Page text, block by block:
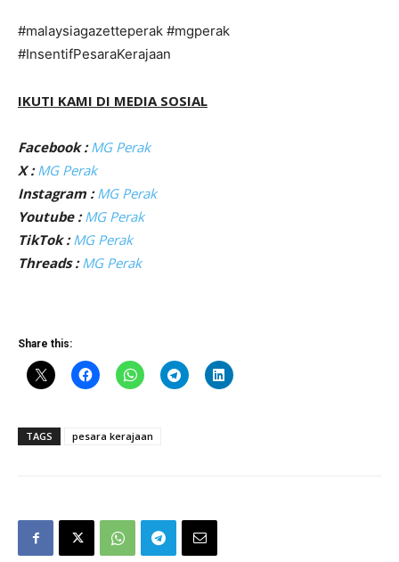
#malaysiagazetteperak #mgperak
#InsentifPesaraKerajaan
IKUTI KAMI DI MEDIA SOSIAL
Facebook : MG Perak
X : MG Perak
Instagram : MG Perak
Youtube : MG Perak
TikTok : MG Perak
Threads : MG Perak
Share this:
TAGS pesara kerajaan